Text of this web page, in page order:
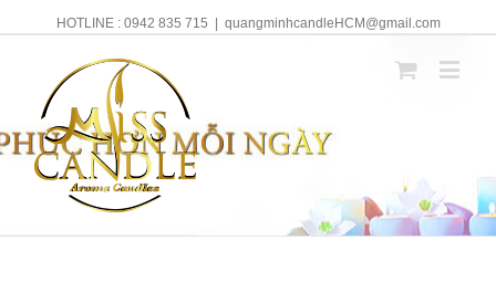
HOTLINE : 0942 835 715 quangminhcandleHCM@gmail.com